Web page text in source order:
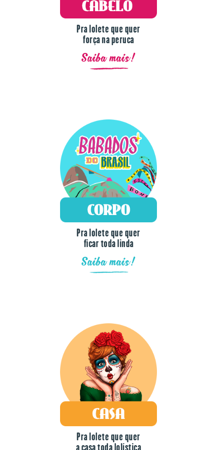
Pra lolete que quer
força na peruca
Saiba mais!
Pra lolete que quer
ficar toda linda
Saiba mais!
Pra lolete que quer
a casa toda lolística